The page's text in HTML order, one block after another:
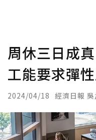
周休三日成
工能要求彈
2024/04/18 經濟日報 吳